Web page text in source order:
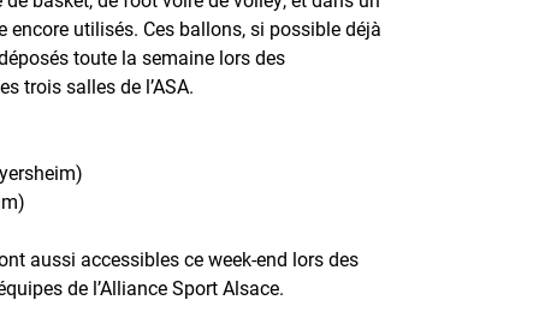
encore utilisés. Ces ballons, si possible déjà
toute la semaine lors des
trois salles de l’ASA.
aussi accessibles ce week-end lors des
de l’Alliance Sport Alsace.